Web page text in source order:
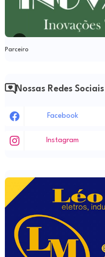
Parceiro
Nossas Redes Sociais
Facebook
Instagram